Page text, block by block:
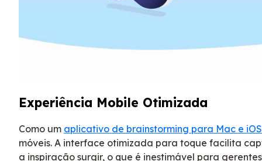
Experiência Mobile Otimizada
Como um aplicativo de brainstorming para Mac e iOS
móveis. A interface otimizada para toque facilita
a inspiração surgir, o que é inestimável para